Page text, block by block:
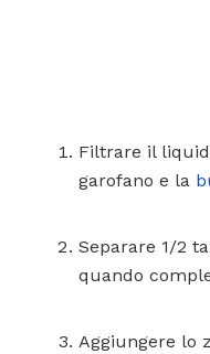
Filtrare il
garofano e la
Separare 1/2
quando
Aggiungere lo